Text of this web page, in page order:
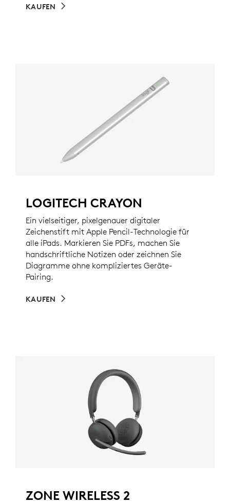
KAUFEN
LOGITECH CRAYON
Ein vielseitiger, pixelgenauer digitaler
Zeichenstift mit Apple Pencil-Technologie für
alle iPads. Markieren Sie PDFs, machen Sie
handschriftliche Notizen oder zeichnen Sie
Diagramme ohne kompliziertes Geräte-
Pairing.
KAUFEN
ZONE WIRELESS 2